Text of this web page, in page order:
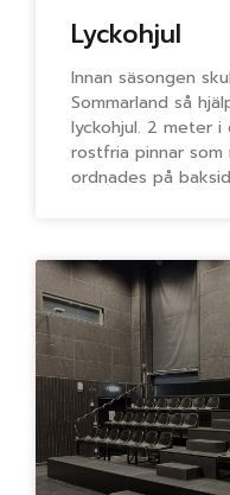
Lyckohjul
Innan säsongen
Sommarland så
lyckohjul. 2 meter
rostfria pinnar som
ordnades på